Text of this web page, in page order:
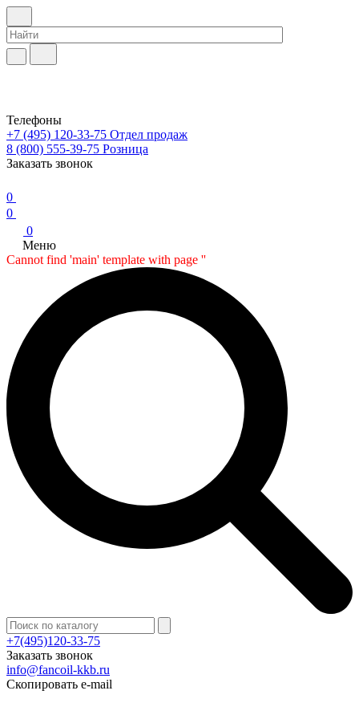
Телефоны
+7 (495) 120-33-75 Отдел продаж
8 (800) 555-39-75 Розница
Заказать звонок
0
0
0
Меню
Cannot find 'main' template with page ''
+7(495)120-33-75
Заказать звонок
info@fancoil-kkb.ru
Скопировать e-mail